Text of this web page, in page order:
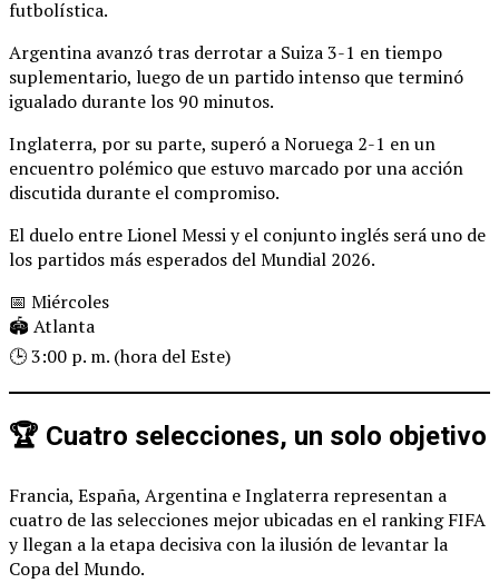
futbolística.
Argentina avanzó tras derrotar a Suiza 3-1 en tiempo
suplementario, luego de un partido intenso que terminó
igualado durante los 90 minutos.
Inglaterra, por su parte, superó a Noruega 2-1 en un
encuentro polémico que estuvo marcado por una acción
discutida durante el compromiso.
El duelo entre Lionel Messi y el conjunto inglés será uno de
los partidos más esperados del Mundial 2026.
📅 Miércoles
🏟️ Atlanta
🕒 3:00 p. m. (hora del Este)
🏆 Cuatro selecciones, un solo objetivo
Francia, España, Argentina e Inglaterra representan a
cuatro de las selecciones mejor ubicadas en el ranking FIFA
y llegan a la etapa decisiva con la ilusión de levantar la
Copa del Mundo.